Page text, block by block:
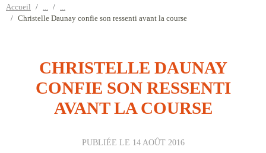
Accueil
Christelle Daunay confie son ressenti avant la course
CHRISTELLE DAUNAY
CONFIE SON RESSENTI
AVANT LA COURSE
PUBLIÉE LE 14 AOÛT 2016